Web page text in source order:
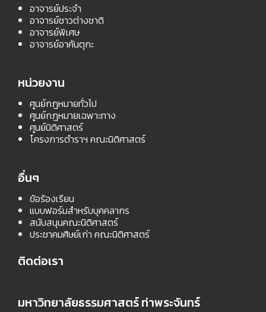
อาจารย์ประจำ
อาจารย์ชาวต่างชาติ
อาจารย์พิเศษ
อาจารย์อาคันตุกะ
หน่วยงาน
ศูนย์กฎหมายทั่วไป
ศูนย์กฎหมายเฉพาะทาง
ศูนย์นิติศาสตร์
โครงการตำราฯ คณะนิติศาสตร์
อื่นๆ
ข้อร้องเรียน
แบบฟอร์มสำหรับบุคคลากร
สนับสนุนคณะนิติศาสตร์
ประชาคมศิษย์เก่า คณะนิติศาสตร์
ติดต่อเรา
มหาวิทยาลัยธรรมศาสตร์ ท่าพระจันทร์